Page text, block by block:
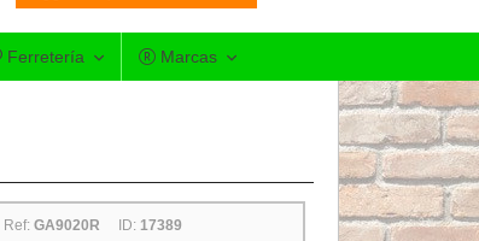
Ferretería Marcas
Ref: GA9020R ID: 17389